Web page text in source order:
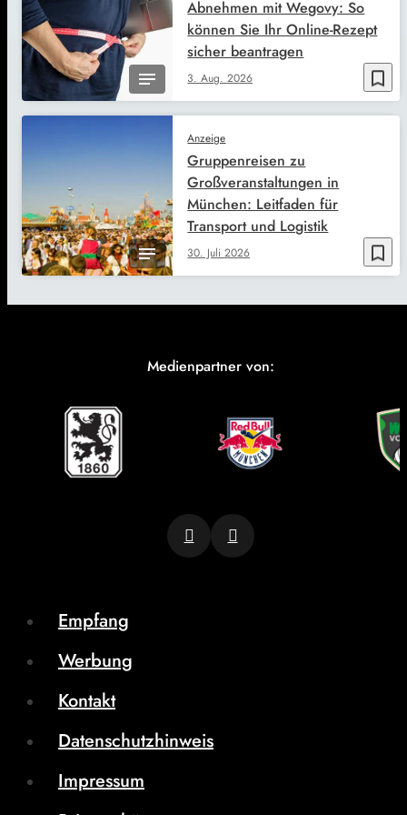
bookmark_border
3. Aug. 2026
Abnehmen mit Wegovy: So
können Sie Ihr Online-Rezept
sicher beantragen
bookmark_border
Anzeige
30. Juli 2026
Gruppenreisen zu
Großveranstaltungen in
München: Leitfaden für
Transport und Logistik
Medienpartner von:
Empfang
Werbung
Kontakt
Datenschutzhinweis
Impressum